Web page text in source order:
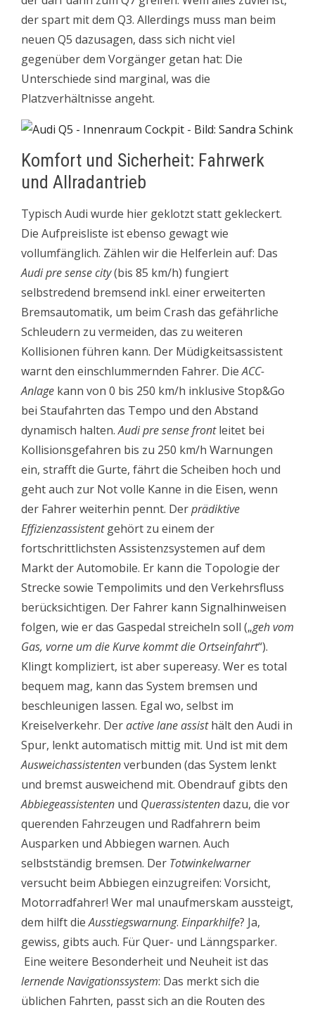
der spart mit dem Q3. Allerdings muss man beim
neuen Q5 dazusagen, dass sich nicht viel
gegenüber dem Vorgänger getan hat: Die
Unterschiede sind marginal, was die
Platzverhältnisse angeht.
Komfort und Sicherheit: Fahrwerk
und Allradantrieb
Typisch Audi wurde hier geklotzt statt gekleckert.
Die Aufpreisliste ist ebenso gewagt wie
vollumfänglich. Zählen wir die Helferlein auf: Das
Audi pre sense city(bis 85 km/h) fungiert
selbstredend bremsend inkl. einer erweiterten
Bremsautomatik, um beim Crash das gefährliche
Schleudern zu vermeiden, das zu weiteren
Kollisionen führen kann. Der Müdigkeitsassistent
warnt den einschlummernden Fahrer. DieACC-
Anlage kann von 0 bis 250 km/h inklusive Stop&Go
bei Staufahrten das Tempo und den Abstand
dynamisch halten.Audi pre sense frontleitet bei
Kollisionsgefahren bis zu 250 km/h Warnungen
ein, strafft die Gurte, fährt die Scheiben hoch und
geht auch zur Not volle Kanne in die Eisen, wenn
der Fahrer weiterhin pennt. Derprädiktive
Effizienzassistentgehört zu einem der
fortschrittlichsten Assistenzsystemen auf dem
Markt der Automobile. Er kann die Topologie der
Strecke sowie Tempolimits und den Verkehrsfluss
berücksichtigen. Der Fahrer kann Signalhinweisen
folgen, wie er das Gaspedal streicheln soll („geh vom
Gas, vorne um die Kurve kommt die Ortseinfahrt“).
Klingt kompliziert, ist aber supereasy. Wer es total
bequem mag, kann das System bremsen und
beschleunigen lassen. Egal wo, selbst im
Kreiselverkehr. Deractive lane assisthält den Audi in
Spur, lenkt automatisch mittig mit. Und ist mit dem
Ausweichassistentenverbunden (das System lenkt
und bremst ausweichend mit. Obendrauf gibts den
Abbiegeassistenten und Querassistentendazu, die vor
querenden Fahrzeugen und Radfahrern beim
Ausparken und Abbiegen warnen. Auch
selbstständig bremsen. Der Totwinkelwarner
versucht beim Abbiegen einzugreifen: Vorsicht,
Motorradfahrer! Wer mal unaufmerskam aussteigt,
dem hilft dieAusstiegswarnung. Einparkhilfe? Ja,
gewiss, gibts auch. Für Quer- und Länngsparker.
Eine weitere Besonderheit und Neuheit ist das
lernende Navigationssystem: Das merkt sich die
üblichen Fahrten, passt sich an die Routen des